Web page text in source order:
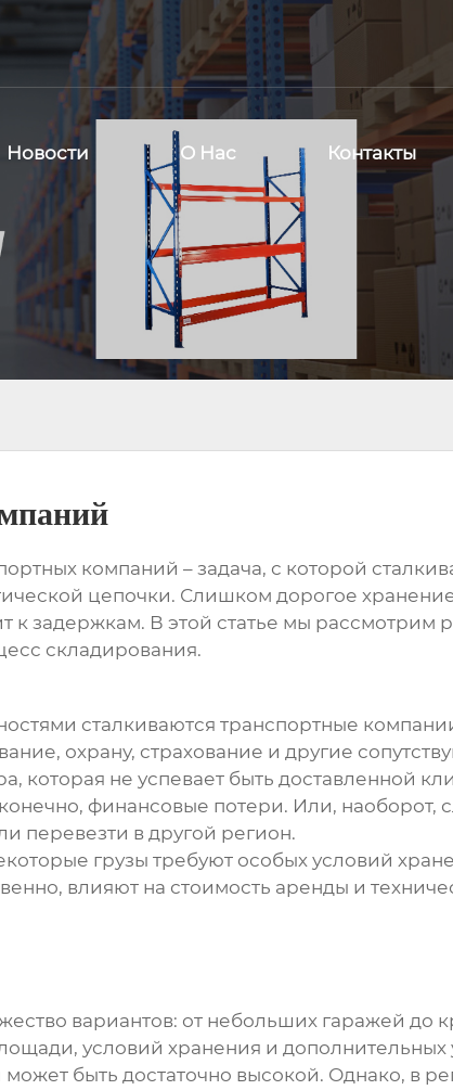
Новости О Нас Контакты
компаний – задача, с которой
цепочки. Слишком дорогое
задержкам. В этой статье мы рассмотрим
складирования.
сталкиваются транспортные
охрану, страхование и другие
которая не успевает быть доставленной
финансовые потери. Или, наоборот,
перевезти в другой регион.
грузы требуют особых условий
влияют на стоимость аренды и
вариантов: от небольших гаражей до
условий хранения и дополнительных
быть достаточно высокой. Однако, в